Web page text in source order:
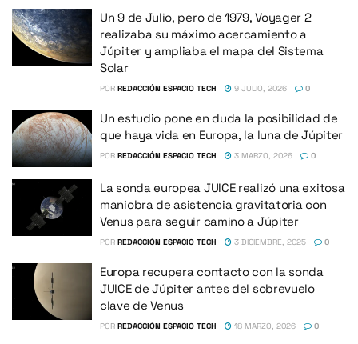
Un 9 de Julio, pero de 1979, Voyager 2
realizaba su máximo acercamiento a
Júpiter y ampliaba el mapa del Sistema
Solar
POR REDACCIÓN ESPACIO TECH 9 JULIO, 2026 0
Un estudio pone en duda la posibilidad de
que haya vida en Europa, la luna de Júpiter
POR REDACCIÓN ESPACIO TECH 3 MARZO, 2026 0
La sonda europea JUICE realizó una exitosa
maniobra de asistencia gravitatoria con
Venus para seguir camino a Júpiter
POR REDACCIÓN ESPACIO TECH 3 DICIEMBRE, 2025 0
Europa recupera contacto con la sonda
JUICE de Júpiter antes del sobrevuelo
clave de Venus
POR REDACCIÓN ESPACIO TECH 18 MARZO, 2026 0